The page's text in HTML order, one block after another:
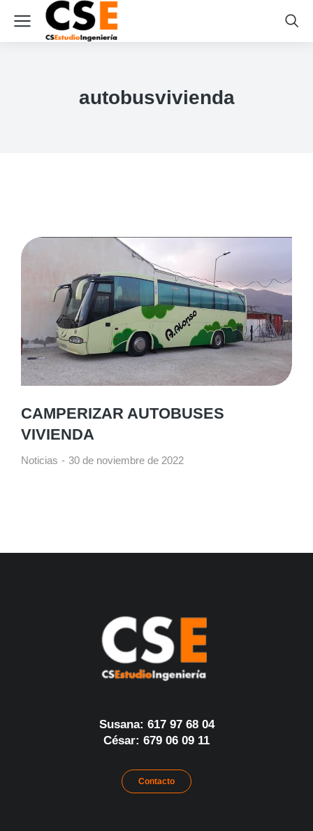
autobusvivienda
CAMPERIZAR AUTOBUSES
VIVIENDA
Noticias 30 de noviembre de 2022
Susana: 617 97 68 04
César: 679 06 09 11
Contacto